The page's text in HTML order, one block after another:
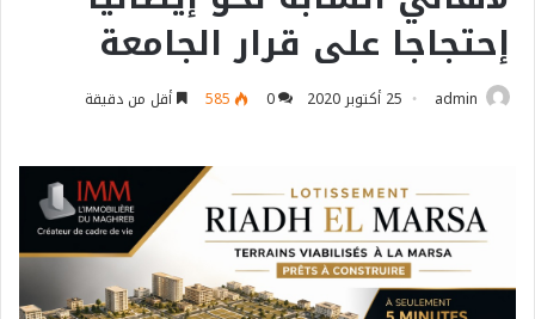
إحتجاجا على قرار الجامعة
admin 25 أكتوبر 2020 0
585 أقل من دقيقة